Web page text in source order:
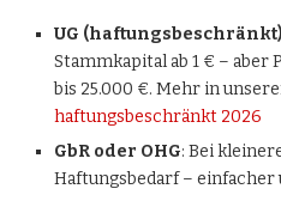
UG
Stammkapital ab 1 € – aber
bis 25.000 €. Mehr in
haftungsbeschränkt 2026
GbR oder OHG: Bei
Haftungsbedarf –